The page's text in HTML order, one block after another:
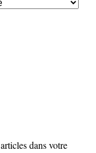
dans votre